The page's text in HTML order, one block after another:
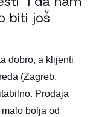
biti još
dobro, a klijenti
(Zagreb,
Prodaja
bolja od